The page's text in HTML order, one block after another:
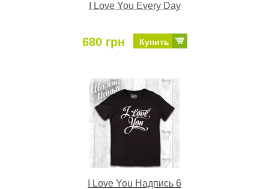
I Love You Every Day
680 грн Купить
I Love You Надпись 6